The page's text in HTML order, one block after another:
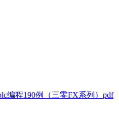
编程190例（三零FX系列）pdf